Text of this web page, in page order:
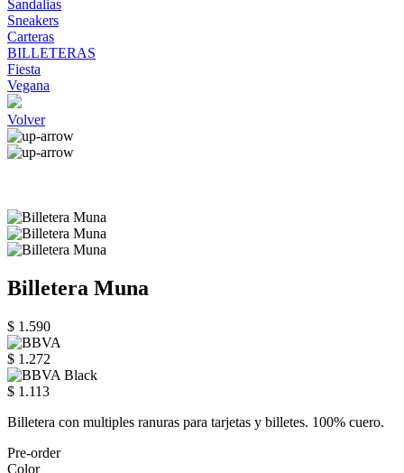
Sandalias
Sneakers
Carteras
BILLETERAS
Fiesta
Vegana
Volver
Billetera Muna
$ 1.590
$ 1.272
$ 1.113
Billetera con multiples ranuras para tarjetas y billetes. 100% cuero.
Pre-order
Color